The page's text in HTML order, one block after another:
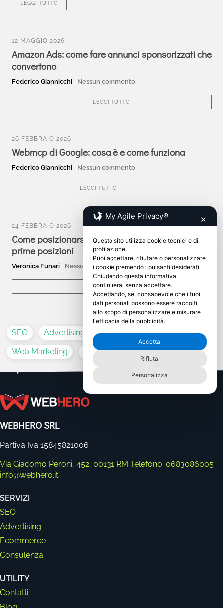
LEGGI TUTTO
12 MAGGIO 2026
Amazon Ads: come fare annunci sponsorizzati che
convertono
Federico Giannicchi Nessun commento
LEGGI TUTTO
26 FEBBRAIO 2026
Webmcp di Google: cosa è e come funziona
Federico Giannicchi Nessun commento
LEGGI TUTTO
24 FEBBRAIO 2026
Come posizionarsi e apparire su Claude nelle
prime posizioni
Veronica Funari Nessun commento
LEGGI TUTTO
SEO Advertising Guide
Social
Web Marketing
Youtube
WEBHERO SRL
Partiva Iva 15845821006
Via Giacomo Peroni, 452, 00131 RM Telefono: 0683086005
info@webhero.it
SERVIZI
SEO
Advertising
Ecommerce
Consulenza
UTILITY
Contatti
My Agile Privacy® ✕
Questo sito utilizza cookie tecnici e di
profilazione.
Puoi accettare, rifiutare o personalizzare
i cookie premendo i pulsanti desiderati.
Chiudendo questa informativa
continuerai senza accettare.
Accettando, sei consapevole che i tuoi
dati personali possono essere raccolti
allo scopo di personalizzare e misurare
l'efficacia della pubblicità.
Accetta
Rifiuta
Personalizza